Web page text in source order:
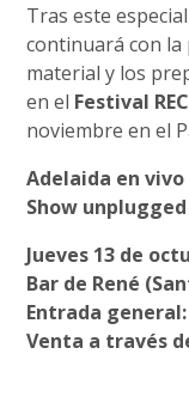
Tras este
continuará con la
material y los
en el Festival REC
noviembre en el
Adelaida en vivo
Show
Jueves 13 de
Bar de René
Entrada general:
Venta a través